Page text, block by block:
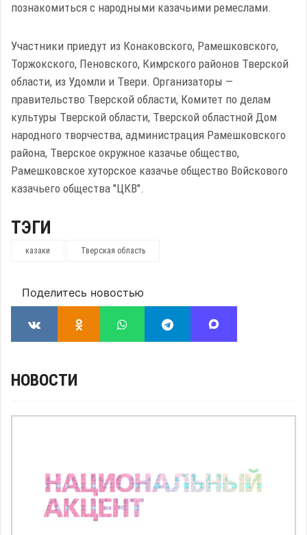
познакомиться с народными казачьими ремеслами.
Участники приедут из Конаковского, Рамешковского,
Торжокского, Пеновского, Кимрского районов Тверской
области, из Удомли и Твери. Организаторы —
правительство Тверской области, Комитет по делам
культуры Тверской области, Тверской областной Дом
народного творчества, администрация Рамешковского
района, Тверское окружное казачье общество,
Рамешковское хуторское казачье общество Войскового
казачьего общества "ЦКВ".
ТЭГИ
казаки Тверская область
Поделитесь новостью
НОВОСТИ